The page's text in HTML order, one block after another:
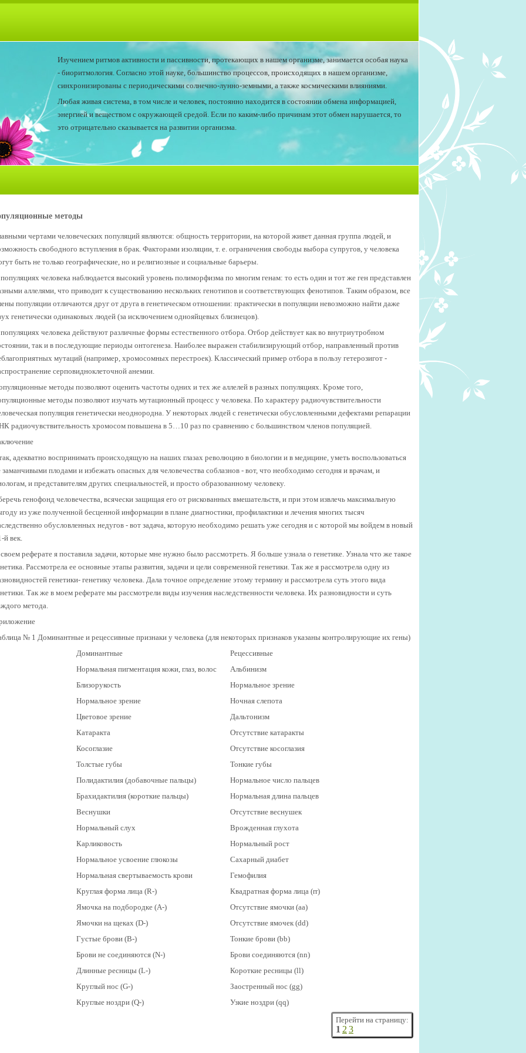
Изучением ритмов активности и пассивности, протекающих в нашем организме, занимается особая наука
- биоритмология. Согласно этой науке, большинство процессов, происходящих в нашем организме,
синхронизированы с периодическими солнечно-лунно-земными, а также космическими влияниями.
Любая живая система, в том числе и человек, постоянно находится в состоянии обмена информацией,
энергией и веществом с окружающей средой. Если по каким-либо причинам этот обмен нарушается, то
это отрицательно сказывается на развитии организма.
методы
чертами человеческих популяций являются: общность территории, на которой живет данная группа людей, и
свободного вступления в брак. Факторами изоляции, т. е. ограничения свободы выбора супругов, у человека
быть не только географические, но и религиозные и социальные барьеры.
человека наблюдается высокий уровень полиморфизма по многим генам: то есть один и тот же ген представлен
аллелями, что приводит к существованию нескольких генотипов и соответствующих фенотипов. Таким образом, все
популяции отличаются друг от друга в генетическом отношении: практически в популяции невозможно найти даже
генетически одинаковых людей (за исключением однояйцевых близнецов).
человека действуют различные формы естественного отбора. Отбор действует как во внутриутробном
так и в последующие периоды онтогенеза. Наиболее выражен стабилизирующий отбор, направленный против
мутаций (например, хромосомных перестроек). Классический пример отбора в пользу гетерозигот -
серповидноклеточной анемии.
методы позволяют оценить частоты одних и тех же аллелей в разных популяциях. Кроме того,
методы позволяют изучать мутационный процесс у человека. По характеру радиочувствительности
популяция генетически неоднородна. У некоторых людей с генетически обусловленными дефектами репарации
радиочувствительность хромосом повышена в 5…10 раз по сравнению с большинством членов популяцией.
адекватно воспринимать происходящую на наших глазах революцию в биологии и в медицине, уметь воспользоваться
заманчивыми плодами и избежать опасных для человечества соблазнов - вот, что необходимо сегодня и врачам, и
и представителям других специальностей, и просто образованному человеку.
генофонд человечества, всячески защищая его от рискованных вмешательств, и при этом извлечь максимальную
из уже полученной бесценной информации в плане диагностики, профилактики и лечения многих тысяч
обусловленных недугов - вот задача, которую необходимо решать уже сегодня и с которой мы войдем в новый
й век.
реферате я поставила задачи, которые мне нужно было рассмотреть. Я больше узнала о генетике. Узнала что же такое
Рассмотрела ее основные этапы развития, задачи и цели современной генетики. Так же я рассмотрела одну из
генетики- генетику человека. Дала точное определение этому термину и рассмотрела суть этого вида
Так же в моем реферате мы рассмотрели виды изучения наследственности человека. Их разновидности и суть
метода.
№ 1 Доминантные и рецессивные признаки у человека (для некоторых признаков указаны контролирующие их гены)
Доминантные
Рецессивные
Нормальная пигментация кожи, глаз, волос
Альбинизм
Близорукость
Нормальное зрение
Нормальное зрение
Ночная слепота
Цветовое зрение
Дальтонизм
Катаракта
Отсутствие катаракты
Косоглазие
Отсутствие косоглазия
Толстые губы
Тонкие губы
Полидактилия (добавочные пальцы)
Нормальное число пальцев
Брахидактилия (короткие пальцы)
Нормальная длина пальцев
Веснушки
Отсутствие веснушек
Нормальный слух
Врожденная глухота
Карликовость
Нормальный рост
Нормальное усвоение глюкозы
Сахарный диабет
Нормальная свертываемость крови
Гемофилия
Круглая форма лица (R-)
Квадратная форма лица (rr)
Ямочка на подбородке (А-)
Отсутствие ямочки (аа)
Ямочки на щеках (D-)
Отсутствие ямочек (dd)
Густые брови (B-)
Тонкие брови (bb)
Брови не соединяются (N-)
Брови соединяются (nn)
Длинные ресницы (L-)
Короткие ресницы (ll)
Круглый нос (G-)
Заостренный нос (gg)
Круглые ноздри (Q-)
Узкие ноздри (qq)
Перейти на страницу:
1 2 3